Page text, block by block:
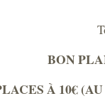
BON
À 10€